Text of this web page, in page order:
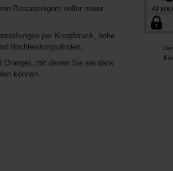
Bissanzeigers voller neuer
per Knopfdruck, hohe
Hochleistungsdioden.
Orange), mit denen Sie sie dank
können.